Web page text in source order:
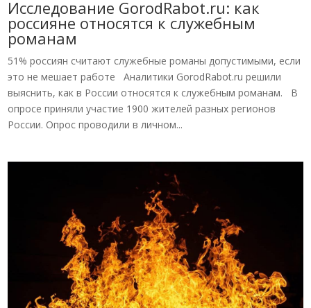
Исследование GorodRabot.ru: как
россияне относятся к служебным
романам
51% россиян считают служебные романы допустимыми, если
это не мешает работе Аналитики GorodRabot.ru решили
выяснить, как в России относятся к служебным романам. В
опросе приняли участие 1900 жителей разных регионов
России. Опрос проводили в личном...